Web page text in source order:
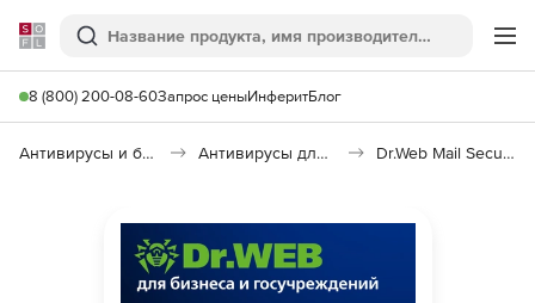
Softline
Поиск
8 (800) 200-08-60Запрос ценыИнферитБлог
Антивирусы и безопасность Антивирусы для организаций Dr.Web Mail Security Suite